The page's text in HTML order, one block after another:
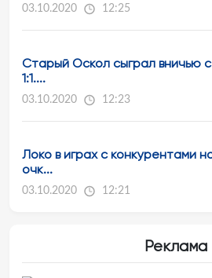
03.10.2020 12:25
Старый Оскол сыграл вничью
1:1....
03.10.2020 12:23
Локо в играх с конкурентами
очк...
03.10.2020 12:21
Реклама